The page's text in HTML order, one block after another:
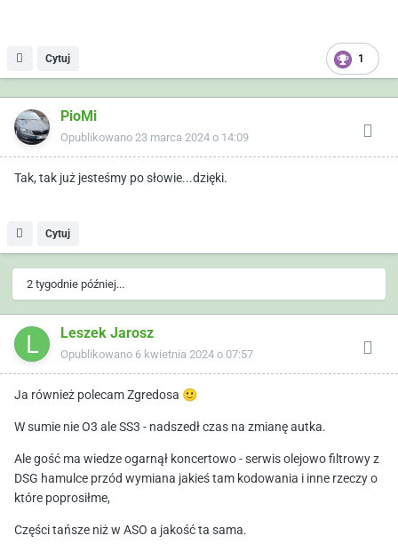
1
Cytuj
PioMi
Opublikowano 23 marca 2024 o 14:09
Tak, tak już jesteśmy po słowie...dzięki.
Cytuj
2 tygodnie później...
Leszek Jarosz
Opublikowano 6 kwietnia 2024 o 07:57
Ja również polecam Zgredosa 🙂
W sumie nie O3 ale SS3 - nadszedł czas na zmianę autka.
Ale gość ma wiedze ogarnął koncertowo - serwis olejowo filtrowy z
DSG hamulce przód wymiana jakieś tam kodowania i inne rzeczy o
które poprosiłme,
Części tańsze niż w ASO a jakość ta sama.